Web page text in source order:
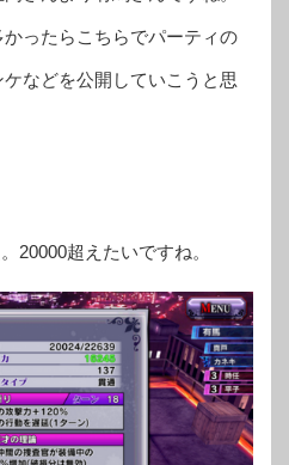
ったらこちらでパーティの
などを公開していこうと思
20000超えたいですね。